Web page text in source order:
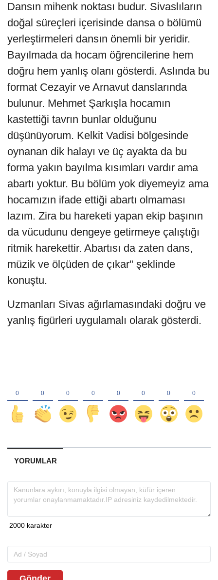
Dansın mihenk noktası budur. Sivaslıların
doğal süreçleri içerisinde dansa o bölümü
yerleştirmeleri dansın önemli bir yeridir.
Bayılmada da hocam öğrencilerine hem
doğru hem yanlış olanı gösterdi. Aslında bu
format Cezayir ve Arnavut danslarında
bulunur. Mehmet Şarkışla hocamın
kastettiği tavrın bunlar olduğunu
düşünüyorum. Kelkit Vadisi bölgesinde
oynanan dik halayı ve üç ayakta da bu
forma yakın bayılma kısımları vardır ama
abartı yoktur. Bu bölüm yok diyemeyiz ama
hocamızın ifade ettiği abartı olmaması
lazım. Zira bu hareketi yapan ekip başının
da vücudunu dengeye getirmeye çalıştığı
ritmik harekettir. Abartısı da zaten dans,
müzik ve ölçüden de çıkar" şeklinde
konuştu.
Uzmanları Sivas ağırlamasındaki doğru ve
yanlış figürleri uygulamalı olarak gösterdi.
YORUMLAR